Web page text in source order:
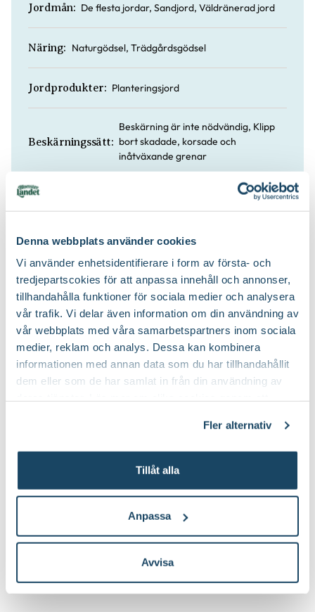
Denna webbplats använder cookies
Vi använder enhetsidentifierare i form av första- och
tredjepartscokies för att anpassa innehåll och annonser,
tillhandahålla funktioner för sociala medier och analysera
vår trafik. Vi delar även information om din användning av
vår webbplats med våra samarbetspartners inom sociala
medier, reklam och analys. Dessa kan kombinera
informationen med annan data som du har tillhandahållit
dem eller som de har samlat in från din användning av
Fler alternativ
Tillåt alla
Anpassa
Avvisa
Jordmån: De flesta jordar, Sandjord, Väldränerad jord
Näring: Naturgödsel, Trädgårdsgödsel
Jordprodukter: Planteringsjord
Beskärningssätt:
Beskärning är inte nödvändig, Klipp
bort skadade, korsade och
inåtväxande grenar
Beskärningstid: Juli-september (JAS-perioden)
Speciell tålighet: Mager jord, Torr jord
Köp till för ett lyckat resultat
Felco
Välj butik
Slut i lager
till Sekatör Felco 4 produktsida
2 för 170:-
Jord/Planteringsjord
89 90
Välj butik
Online
till Hasselfors P-